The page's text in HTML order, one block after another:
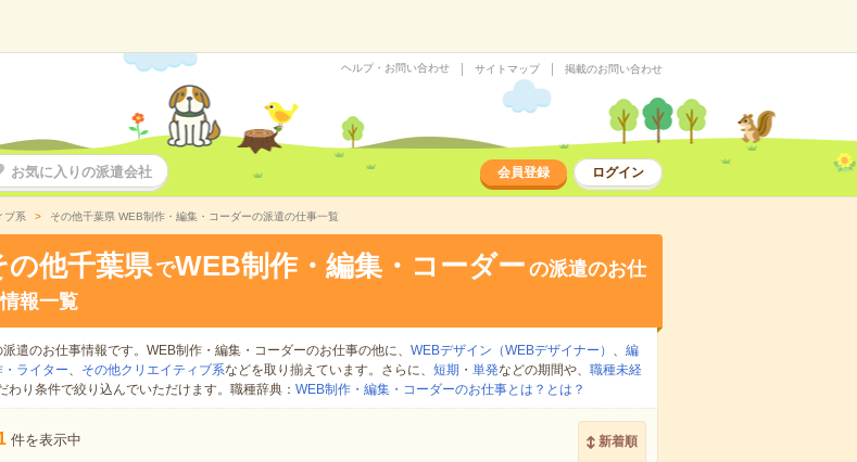
ヘルプ・お問い合わせ サイトマップ 掲載のお問い合わせ
お気に入りの派遣会社 会員登録 ログイン
ブ系 その他千葉県 WEB制作・編集・コーダーの派遣の仕事一覧
の他千葉県 でWEB制作・編集・コーダー の派遣のお仕
報一覧
遣のお仕事情報です。WEB制作・編集・コーダーのお仕事の他に、 WEBデザイン（WEBデザイナー） 、 編
ライター、 その他クリエイティブ系などを取り揃えています。さらに、 短期 ・ 単発などの期間や、 職種未経
わり条件で絞り込んでいただけます。職種辞典： WEB制作・編集・コーダーのお仕事とは？とは？
件を表示中 新着順